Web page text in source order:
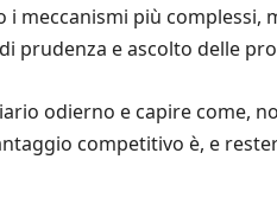
meccanismi più
prudenza e ascolto delle
odierno e capire come,
competitivo è, e